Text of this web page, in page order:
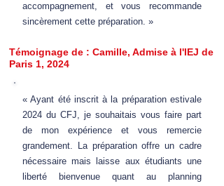
accompagnement, et vous recommande
sincèrement cette préparation. »
Témoignage de : Camille, Admise à l'IEJ de
Paris 1, 2024
« Ayant été inscrit à la préparation estivale
2024 du CFJ, je souhaitais vous faire part
de mon expérience et vous remercie
grandement. La préparation offre un cadre
nécessaire mais laisse aux étudiants une
liberté bienvenue quant au planning